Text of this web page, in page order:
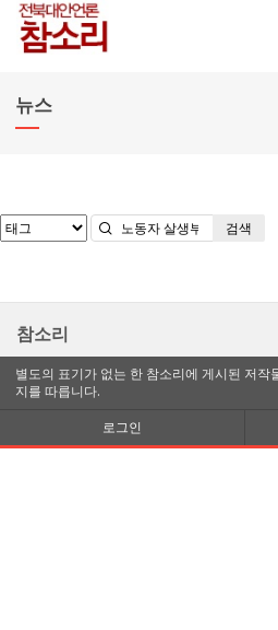
뉴스
검색
참소리
별도의 표기가 없는 한 참소리에 게시된 저
지를 따릅니다.
로그인